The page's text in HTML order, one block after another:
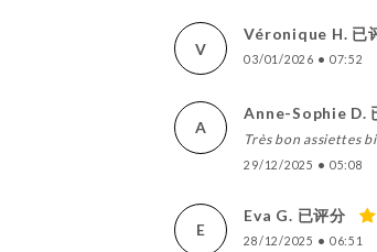
V
Véronique H. 已
03/01/2026 • 07:52
A
Anne-Sophie D.
Très bon assiettes
29/12/2025 • 05:08
E
Eva G. 已评分
28/12/2025 • 06:51